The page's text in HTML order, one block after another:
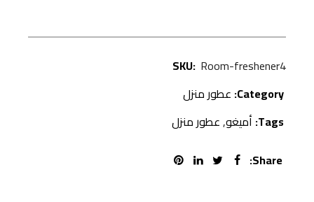
SKU: Room-freshener4
Category: عطور منزل
Tags: أميغو,عطور منزل
Share: